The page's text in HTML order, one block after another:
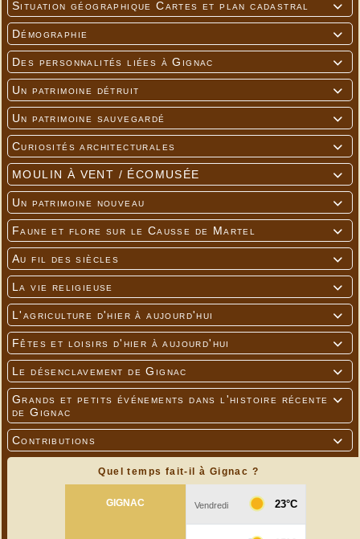

Situation géographique Cartes et plan cadastral

Démographie

Des personnalités liées à Gignac

Un patrimoine détruit

Un patrimoine sauvegardé

Curiosités architecturales

MOULIN À VENT / ÉCOMUSÉE

Un patrimoine nouveau

Faune et flore sur le Causse de Martel

Au fil des siècles

La vie religieuse

L'agriculture d'hier à aujourd'hui

Fêtes et loisirs d'hier à aujourd'hui

Le désenclavement de Gignac

Grands et petits événements dans l'histoire récente
de Gignac

Contributions
Quel temps fait-il à Gignac ?